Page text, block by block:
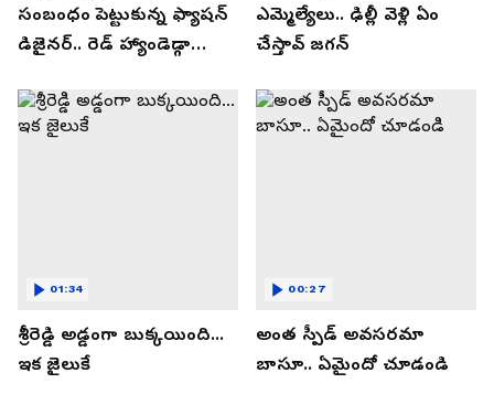
సంబంధం పెట్టుకున్న ఫ్యాషన్
డిజైనర్.. రెడ్ హ్యాండెడ్గా
ఎమ్మెల్యేలు.. ఢిల్లీ వెళ్లి ఏం
చేస్తావ్ జగన్
శ్రీరెడ్డి అడ్డంగా బుక్కయింది...
ఇక జైలుకే
01:34
అంత స్పీడ్ అవసరమా
బాసూ.. ఏమైందో చూడండి
00:27